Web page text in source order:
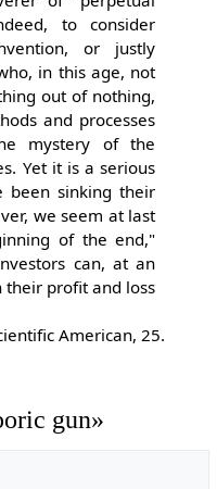
to consider
or justly
in this age, not
out of nothing,
and processes
mystery of the
Yet it is a serious
been sinking their
we seem at last
of the end,"
can, at an
their profit and loss
American, 25.
gun»